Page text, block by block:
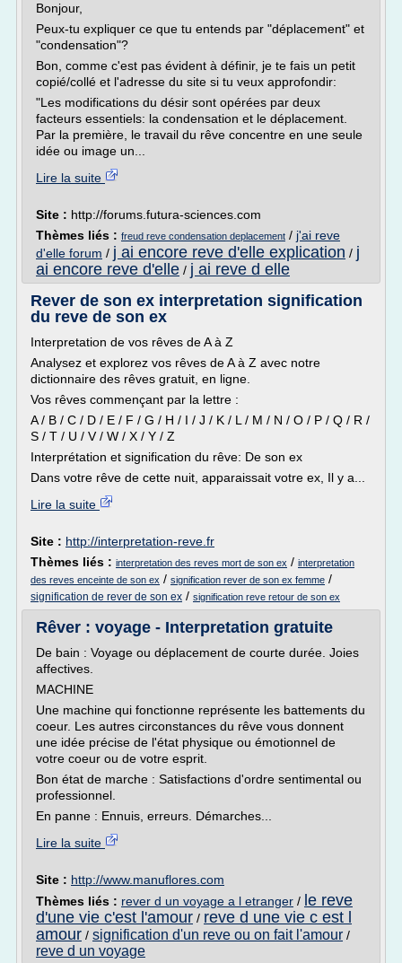
Bonjour,
Peux-tu expliquer ce que tu entends par "déplacement" et
"condensation"?
Bon, comme c'est pas évident à définir, je te fais un petit
copié/collé et l'adresse du site si tu veux approfondir:
"Les modifications du désir sont opérées par deux
facteurs essentiels: la condensation et le déplacement.
Par la première, le travail du rêve concentre en une seule
idée ou image un...
Lire la suite
Site : http://forums.futura-sciences.com
Thèmes liés : freud reve condensation deplacement / j'ai reve
d'elle forum / j ai encore reve d'elle explication / j
ai encore reve d'elle / j ai reve d elle
Rever de son ex interpretation signification
du reve de son ex
Interpretation de vos rêves de A à Z
Analysez et explorez vos rêves de A à Z avec notre
dictionnaire des rêves gratuit, en ligne.
Vos rêves commençant par la lettre :
A / B / C / D / E / F / G / H / I / J / K / L / M / N / O / P / Q / R /
S / T / U / V / W / X / Y / Z
Interprétation et signification du rêve: De son ex
Dans votre rêve de cette nuit, apparaissait votre ex, Il y a...
Lire la suite
Site : http://interpretation-reve.fr
Thèmes liés : interpretation des reves mort de son ex / interpretation
des reves enceinte de son ex / signification rever de son ex femme /
signification de rever de son ex / signification reve retour de son ex
Rêver : voyage - Interpretation gratuite
De bain : Voyage ou déplacement de courte durée. Joies
affectives.
MACHINE
Une machine qui fonctionne représente les battements du
coeur. Les autres circonstances du rêve vous donnent
une idée précise de l'état physique ou émotionnel de
votre coeur ou de votre esprit.
Bon état de marche : Satisfactions d'ordre sentimental ou
professionnel.
En panne : Ennuis, erreurs. Démarches...
Lire la suite
Site : http://www.manuflores.com
Thèmes liés : rever d un voyage a l etranger / le reve
d'une vie c'est l'amour / reve d une vie c est l
amour / signification d'un reve ou on fait l'amour /
reve d un voyage